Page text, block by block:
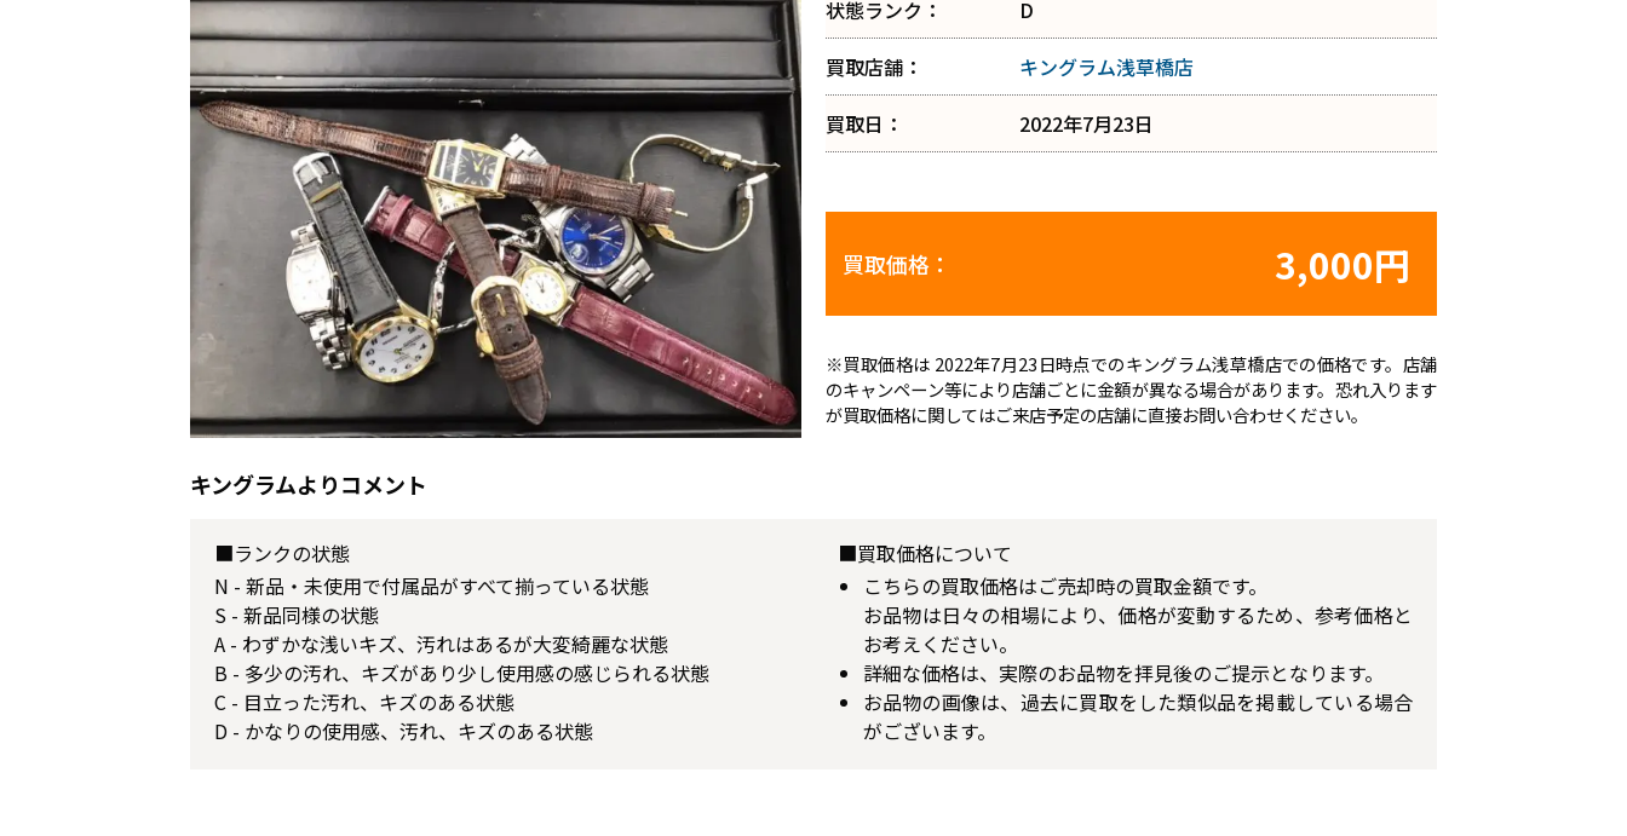
状態ランク：
D
買取店舗：
キングラム浅草橋店
買取日：
2022年7月23日
買取価格： 3,000円
※買取価格は 2022年7月23日時点でのキングラム浅草橋店での価格です。店舗
のキャンペーン等により店舗ごとに金額が異なる場合があります。恐れ入ります
が買取価格に関してはご来店予定の店舗に直接お問い合わせください。
キングラムよりコメント
■ランクの状態
N - 新品・未使用で付属品がすべて揃っている状態
S - 新品同様の状態
A - わずかな浅いキズ、汚れはあるが大変綺麗な状態
B - 多少の汚れ、キズがあり少し使用感の感じられる状態
C - 目立った汚れ、キズのある状態
D - かなりの使用感、汚れ、キズのある状態
■買取価格について
こちらの買取価格はご売却時の買取金額です。
お品物は日々の相場により、価格が変動するため、参考価格と
お考えください。
詳細な価格は、実際のお品物を拝見後のご提示となります。
お品物の画像は、過去に買取をした類似品を掲載している場合
がございます。